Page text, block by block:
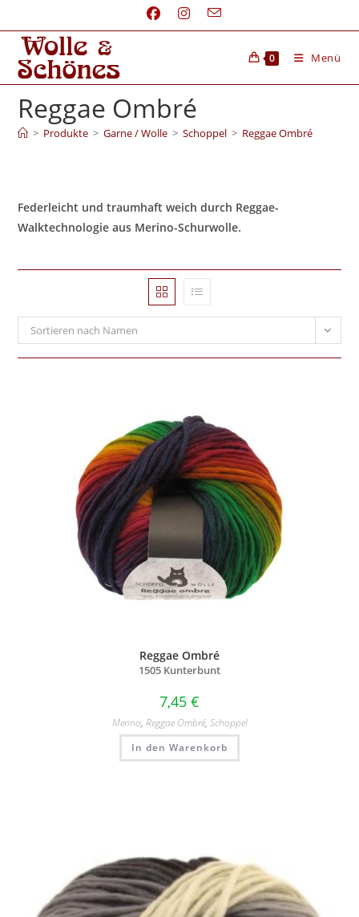
0 Menü
Reggae Ombré
> Produkte > Garne / Wolle > Schoppel > Reggae Ombré
Federleicht und traumhaft weich durch Reggae-
Walktechnologie aus Merino-Schurwolle.
Sortieren nach Namen
Reggae Ombré
1505 Kunterbunt
7,45 €
Merino, Reggae Ombré, Schoppel
In den Warenkorb